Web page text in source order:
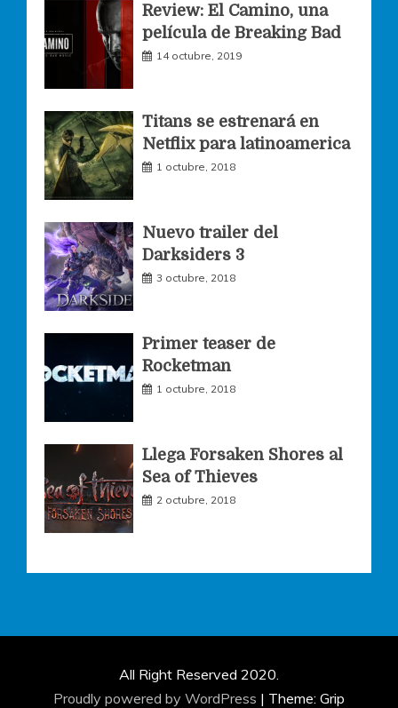
e
b
o
o
t
a
g
m
t
t
r
Review: El Camino, una
película de Breaking Bad
14 octubre, 2019
Titans se estrenará en
Netflix para latinoamerica
1 octubre, 2018
Nuevo trailer del
Darksiders 3
3 octubre, 2018
Primer teaser de
Rocketman
1 octubre, 2018
Llega Forsaken Shores al
Sea of Thieves
2 octubre, 2018
All Right Reserved 2020.
Proudly powered by WordPress | Theme: Grip